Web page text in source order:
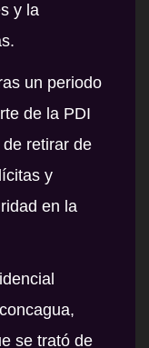
y la
un periodo
de la PDI
retirar de
y
en la
se trató de